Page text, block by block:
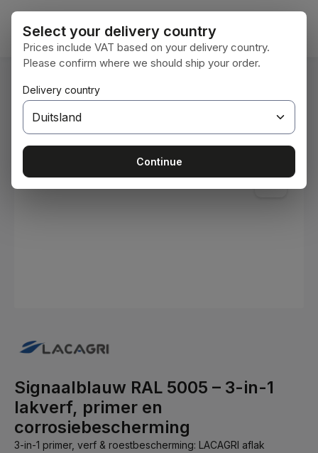
Ga naar de hoofdinhoud
U bent hier: Home
Verven en lakken
Afbeeldingengalerij overslaan
Signaalblauw RAL 5005 – 3-in-1
lakverf, primer en
corrosiebescherming
3-in-1 primer, verf & roestbescherming: LACAGRI aflak
Select your delivery country
Prices include VAT based on your delivery country.
Please confirm where we should ship your order.
Delivery country
Continue